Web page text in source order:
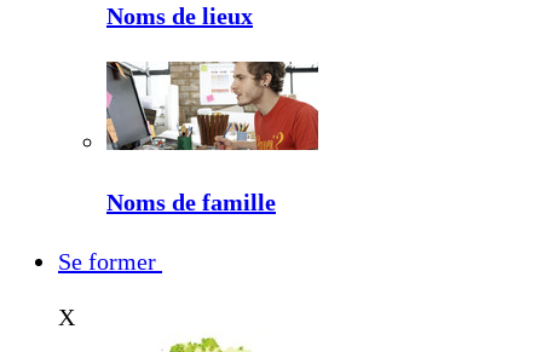
Noms de lieux
Noms de famille
Se former
X